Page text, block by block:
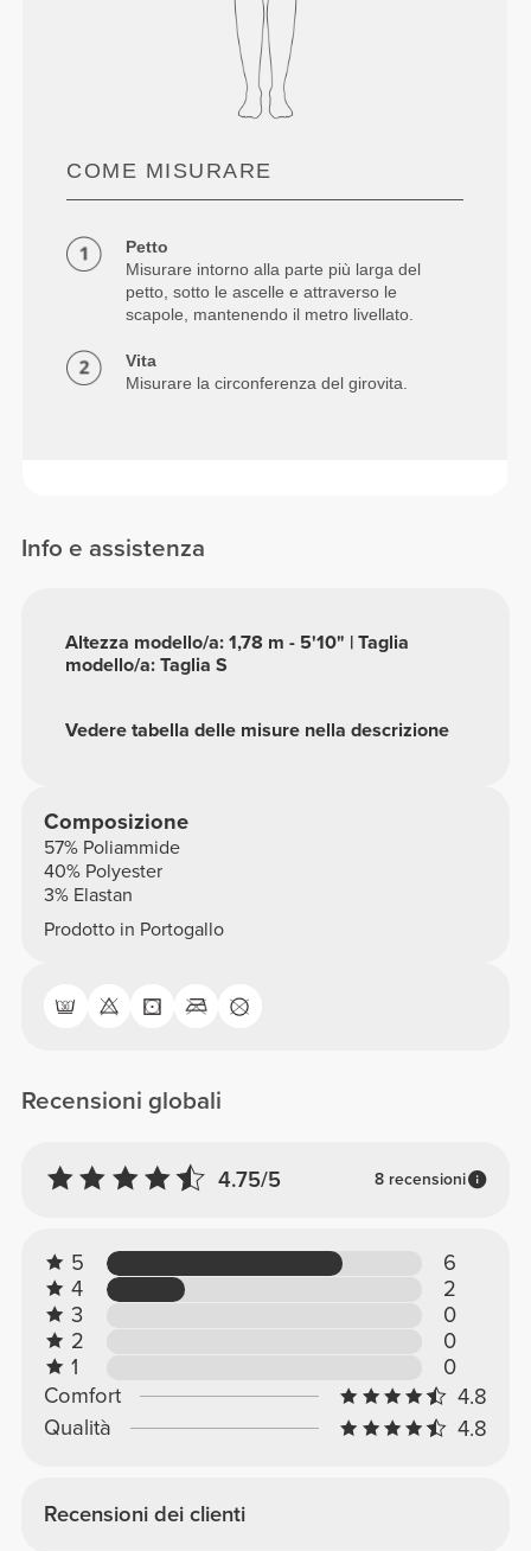
COME MISURARE
Petto
Misurare intorno alla parte più larga del
petto, sotto le ascelle e attraverso le
scapole, mantenendo il metro livellato.
Vita
Misurare la circonferenza del girovita.
Info e assistenza
Vedere tabella delle misure nella descrizione
Altezza modello/a: 1,78 m - 5'10" | Taglia
modello/a: Taglia S
Composizione
57% Poliammide
40% Polyester
3% Elastan
Prodotto in Portogallo
Recensioni globali
4.75/5 8 recensioni
5
6
4
2
3
0
2
0
1
0
Comfort
4.8
Qualità
4.8
Recensioni dei clienti